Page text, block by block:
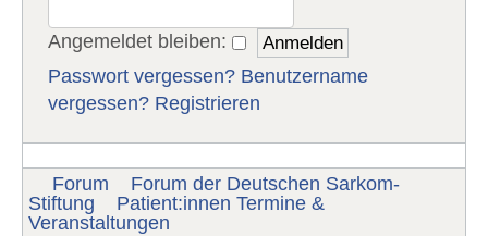
Angemeldet bleiben:
Passwort vergessen? Benutzername
vergessen? Registrieren
Forum
Forum der Deutschen Sarkom-
Stiftung
Patient:innen Termine &
Veranstaltungen